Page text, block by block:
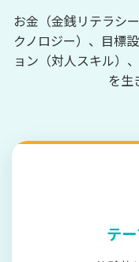
お金（金銭リテラシ
クノロジー）、目標
ョン（対人スキル）
を生
テー